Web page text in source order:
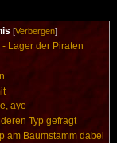
[Verbergen]
Lager der Piraten
aye
Typ gefragt
am Baumstamm dabei